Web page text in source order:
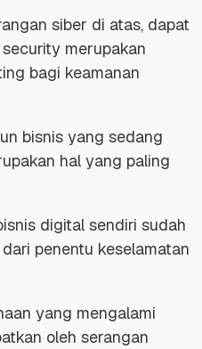
siber di atas, dapat
merupakan
bagi keamanan
bisnis yang sedang
hal yang paling
digital sendiri sudah
penentu keselamatan
yang mengalami
oleh serangan